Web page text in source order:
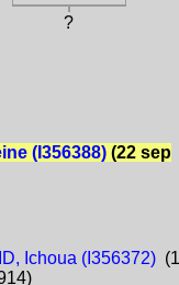
?
(I356388)(22 sep
Ichoua (I356372)